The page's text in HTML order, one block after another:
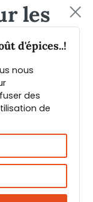
d'épices..!
nous
des
de
les
!
et
des
numérique
épices et